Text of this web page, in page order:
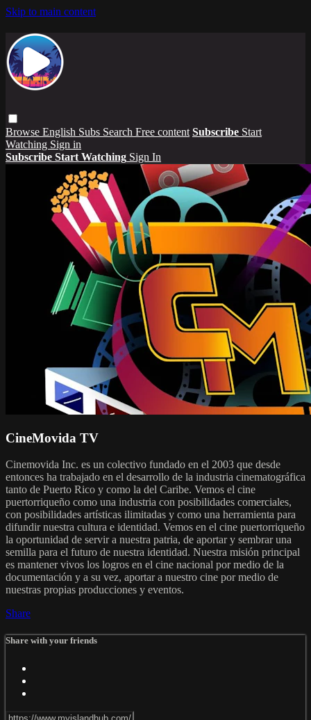
Skip to main content
Browse English Subs Search Free content Subscribe Start
Watching Sign in
Subscribe Start Watching Sign In
CineMovida TV
Cinemovida Inc. es un colectivo fundado en el 2003 que desde
entonces ha trabajado en el desarrollo de la industria cinematográfica
tanto de Puerto Rico y como la del Caribe. Vemos el cine
puertorriqueño como una industria con posibilidades comerciales,
con posibilidades artísticas ilimitadas y como una herramienta para
difundir nuestra cultura e identidad. Vemos en el cine puertorriqueño
la oportunidad de servir a nuestra patria, de aportar y sembrar una
semilla para el futuro de nuestra identidad. Nuestra misión principal
es mantener vivos los logros en el cine nacional por medio de la
documentación y a su vez, aportar a nuestro cine por medio de
nuestras propias producciones y eventos.
Share
Share with your friends